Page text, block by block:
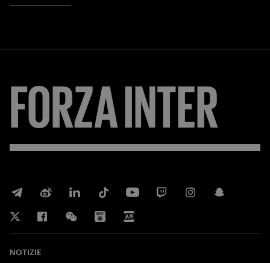
FORZAINTER
NOTIZIE